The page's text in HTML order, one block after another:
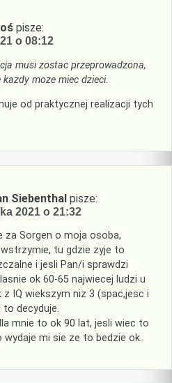
pisze:
o 08:12
musi zostac przeprowadzona,
moze miec dzieci.
od praktycznej realizacji tych
Siebenthal pisze:
2021 o 21:32
za Sorgen o moja osoba,
tu gdzie zyje to
i jesli Pan/i sprawdzi
ok 60-65 najwiecej ludzi u
IQ wiekszym niz 3 (spac,jesc i
to decyduje.
mnie to ok 90 lat, jesli wiec to
mi sie ze to bedzie ok.